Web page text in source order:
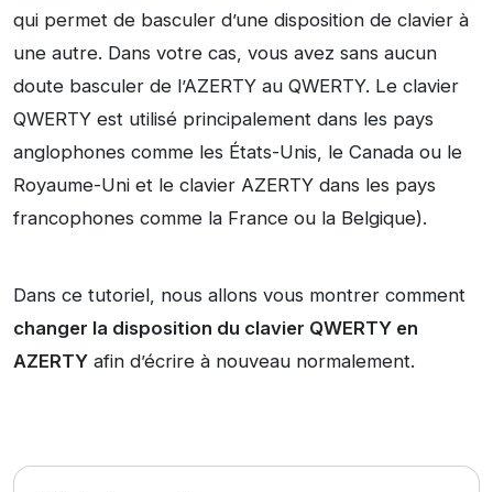
qui permet de basculer d’une disposition de clavier à
une autre. Dans votre cas, vous avez sans aucun
doute basculer de l’AZERTY au QWERTY. Le clavier
QWERTY est utilisé principalement dans les pays
anglophones comme les États-Unis, le Canada ou le
Royaume-Uni et le clavier AZERTY dans les pays
francophones comme la France ou la Belgique).
Dans ce tutoriel, nous allons vous montrer comment
changer la disposition du clavier QWERTY en
AZERTY afin d’écrire à nouveau normalement.